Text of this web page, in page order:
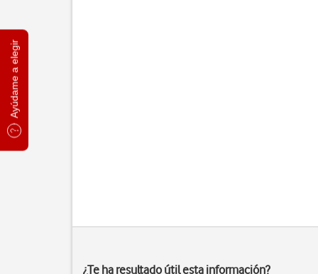
Ayúdame a elegir
¿Te ha resultado útil esta información?